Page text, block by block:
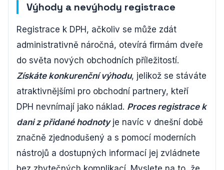
Výhody a nevýhody registrace
Registrace k DPH, ačkoliv se může zdát
administrativně náročná, otevírá firmám dveře
do světa nových obchodních příležitostí.
Získáte konkurenční výhodu, jelikož se stáváte
atraktivnějšími pro obchodní partnery, kteří
DPH nevnímají jako náklad. Proces registrace k
dani z přidané hodnotyje navíc v dnešní době
značně zjednodušený a s pomocí moderních
nástrojů a dostupných informací jej zvládnete